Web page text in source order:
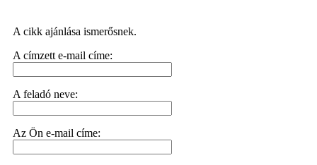
A cikk ajánlása ismerősnek.
A címzett e-mail címe:
A feladó neve:
Az Ön e-mail címe: